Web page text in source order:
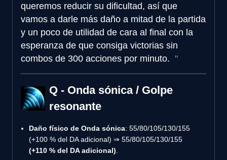
queremos reducir su dificultad, así que
vamos a darle más daño a mitad de la partida
y un poco de utilidad de cara al final con la
esperanza de que consiga victorias sin
combos de 300 acciones por minuto.
Q - Onda sónica / Golpe
resonante
Daño físico de Onda sónica: 55/80/105/130/155
(+100 % del DA adicional) ⇒ 55/80/105/130/155
(+110 % del DA adicional)